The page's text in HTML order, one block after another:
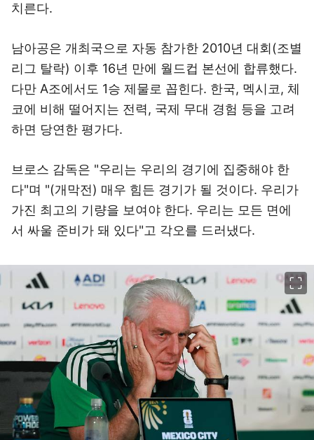
치른다.
남아공은 개최국으로 자동 참가한 2010년 대회(조별
리그 탈락) 이후 16년 만에 월드컵 본선에 합류했다.
다만 A조에서도 1승 제물로 꼽힌다. 한국, 멕시코, 체
코에 비해 떨어지는 전력, 국제 무대 경험 등을 고려
하면 당연한 평가다.
브로스 감독은 "우리는 우리의 경기에 집중해야 한
다"며 "(개막전) 매우 힘든 경기가 될 것이다. 우리가
가진 최고의 기량을 보여야 한다. 우리는 모든 면에
서 싸울 준비가 돼 있다"고 각오를 드러냈다.